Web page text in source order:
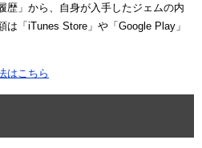
歴」から、自身が入手したジェムの内
「iTunes Store」や「Google Play」
はこちら